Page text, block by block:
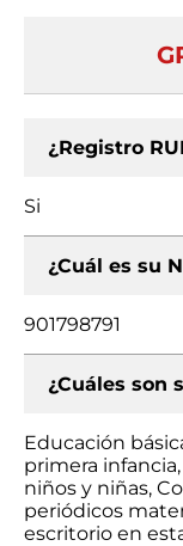
¿Registro
Si
¿Cuál es su
901798791
¿Cuáles son
Educación
primera
niños y niñas,
periódicos
escritorio en